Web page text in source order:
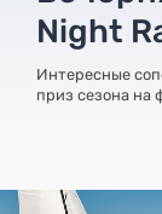
Night
Интересные
приз сезона на